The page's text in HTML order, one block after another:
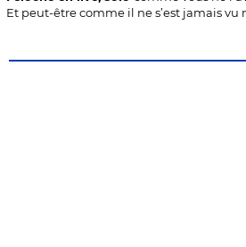
Et peut-être comme il ne s’est jamais vu